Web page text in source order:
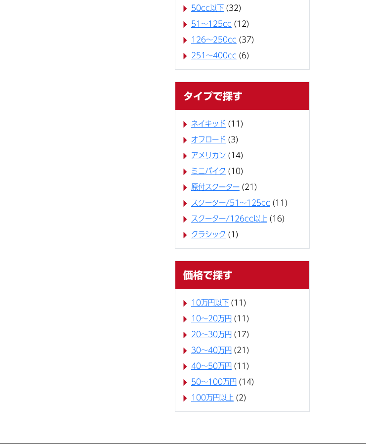
50cc以下 (32)
51～125cc (12)
126～250cc (37)
251～400cc (6)
タイプで探す
ネイキッド (11)
オフロード (3)
アメリカン (14)
ミニバイク (10)
原付スクーター (21)
スクーター/51～125cc (11)
スクーター/126cc以上 (16)
クラシック (1)
価格で探す
10万円以下 (11)
10〜20万円 (11)
20〜30万円 (17)
30〜40万円 (21)
40〜50万円 (11)
50〜100万円 (14)
100万円以上 (2)